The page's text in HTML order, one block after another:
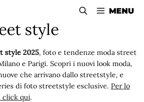
MENU
style
style 2025, foto e tendenze moda street
e Parigi. Scopri i nuovi look moda,
che arrivano dallo streetstyle, e
di foto streetstyle esclusive. Per lo
click qui.